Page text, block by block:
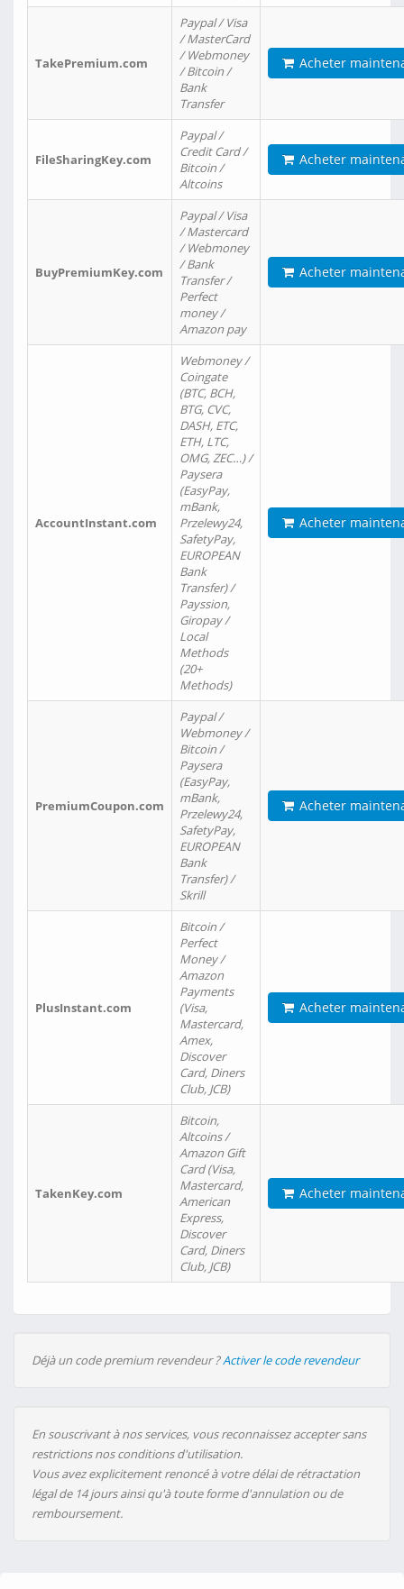
TakePremium.com
Paypal / Visa
/ MasterCard
/ Webmoney
/ Bitcoin /
Bank
Transfer
Acheter
FileSharingKey.com
Paypal /
Credit Card /
Bitcoin /
Altcoins
Acheter
BuyPremiumKey.com
Paypal / Visa
/ Mastercard
/ Webmoney
/ Bank
Transfer /
Perfect
money /
Amazon pay
Acheter
AccountInstant.com
Webmoney /
Coingate
(BTC, BCH,
BTG, CVC,
DASH, ETC,
ETH, LTC,
OMG, ZEC…) /
Paysera
(EasyPay,
mBank,
Przelewy24,
SafetyPay,
EUROPEAN
Bank
Transfer) /
Payssion,
Giropay /
Local
Methods
(20+
Methods)
Acheter
PremiumCoupon.com
Paypal /
Webmoney /
Bitcoin /
Paysera
(EasyPay,
mBank,
Przelewy24,
SafetyPay,
EUROPEAN
Bank
Transfer) /
Skrill
Acheter
PlusInstant.com
Bitcoin /
Perfect
Money /
Amazon
Payments
(Visa,
Mastercard,
Amex,
Discover
Card, Diners
Club, JCB)
Acheter
TakenKey.com
Bitcoin,
Altcoins /
Amazon Gift
Card (Visa,
Mastercard,
American
Express,
Discover
Card, Diners
Club, JCB)
Acheter
Déjà un code premium revendeur ?Activer le code revendeur
En souscrivant à nos services, vous reconnaissez accepter sans
restrictions nos conditions d'utilisation.
Vous avez explicitement renoncé à votre délai de rétractation
légal de 14 jours ainsi qu'à toute forme d'annulation ou de
remboursement.